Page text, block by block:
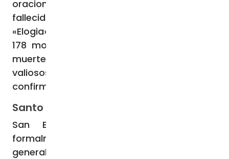
oraciones por las almas de los que habían
fallecido. Ese documento, junto con los
«Elogia» (Elogios al difunto), escritos por los
178 monjes que recibieron el relato de su
muerte, es uno de los más completos y
valiosos testimonios que existen y que
confirman la vida ejemplar del santo.
Santo por aclamación
San Bruno no ha sido canonizado
formalmente, pues los cartujos han rehuido
generalmente a las manifestaciones